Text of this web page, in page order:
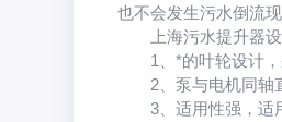
也不会发生污水倒流
上海污水提升器设
1、*的叶轮设计，
2、泵与电机同轴直
3、适用性强，适用